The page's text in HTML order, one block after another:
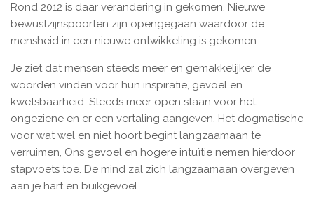
Rond 2012 is daar verandering in gekomen. Nieuwe
bewustzijnspoorten zijn opengegaan waardoor de
mensheid in een nieuwe ontwikkeling is gekomen.
Je ziet dat mensen steeds meer en gemakkelijker de
woorden vinden voor hun inspiratie, gevoel en
kwetsbaarheid. Steeds meer open staan voor het
ongeziene en er een vertaling aangeven. Het dogmatische
voor wat wel en niet hoort begint langzaamaan te
verruimen, Ons gevoel en hogere intuïtie nemen hierdoor
stapvoets toe. De mind zal zich langzaamaan overgeven
aan je hart en buikgevoel.